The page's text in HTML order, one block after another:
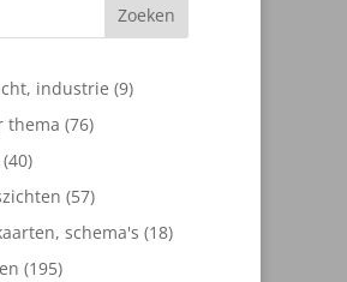
Zoeken
industrie 99
thema 7676
4040
producten
5757
producten
schema's 1818
195195